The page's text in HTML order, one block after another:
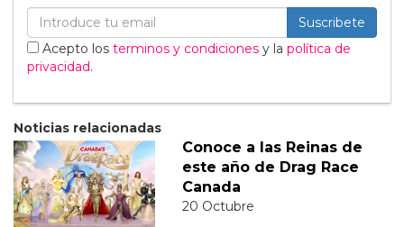
Suscribete
Acepto los terminos y condiciones y la política de
privacidad.
Noticias relacionadas
Conoce a las Reinas de
este año de Drag Race
Canada
20 Octubre